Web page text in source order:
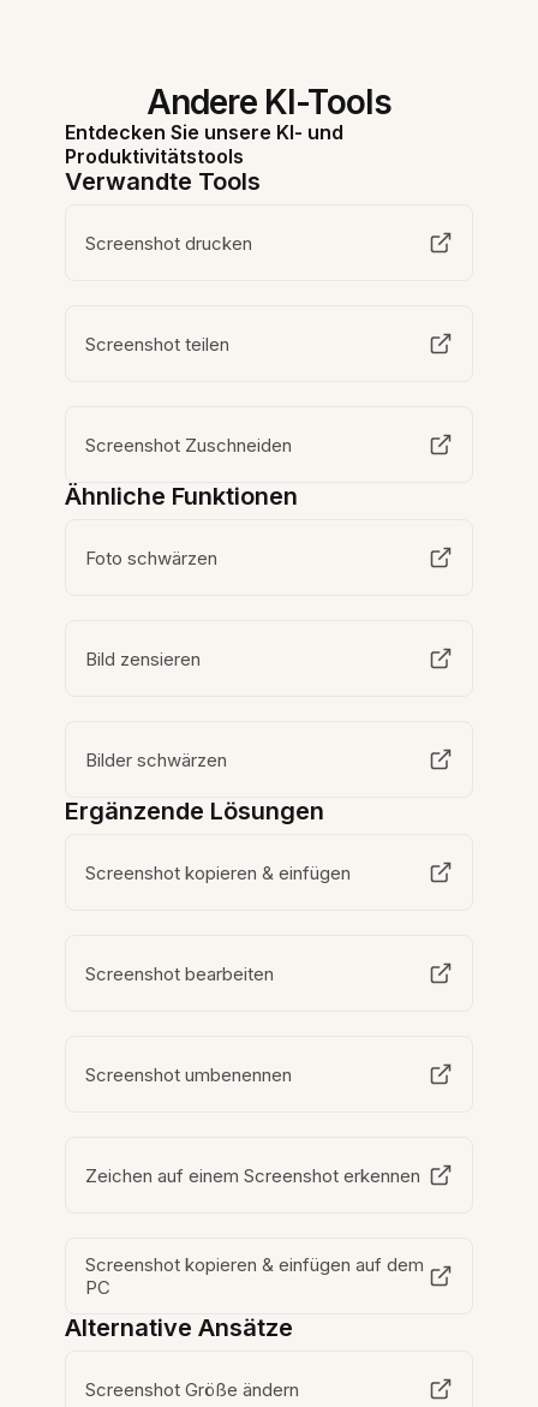
Andere KI-Tools
Entdecken Sie unsere KI- und
Produktivitätstools
Verwandte Tools
Screenshot drucken
Screenshot teilen
Screenshot Zuschneiden
Ähnliche Funktionen
Foto schwärzen
Bild zensieren
Bilder schwärzen
Ergänzende Lösungen
Screenshot kopieren & einfügen
Screenshot bearbeiten
Screenshot umbenennen
Zeichen auf einem Screenshot erkennen
Screenshot kopieren & einfügen auf dem
PC
Alternative Ansätze
Screenshot Größe ändern